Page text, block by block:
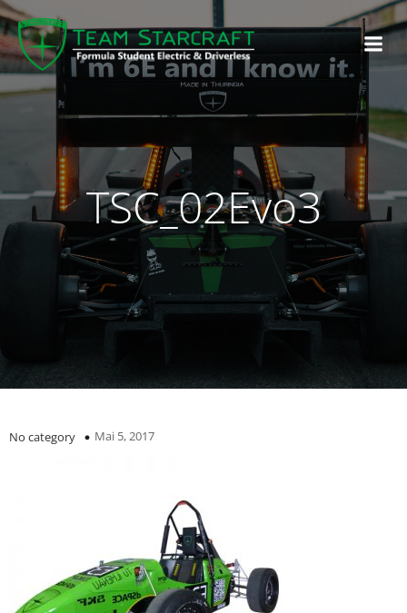
TSC_02Evo3
No category Mai 5, 2017